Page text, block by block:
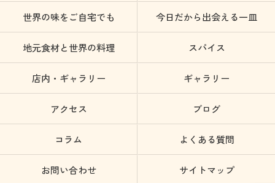
世界の味をご自宅でも 今日だから出会える一皿
地元食材と世界の料理 スパイス
店内・ギャラリー ギャラリー
アクセス ブログ
コラム よくある質問
お問い合わせ サイトマップ